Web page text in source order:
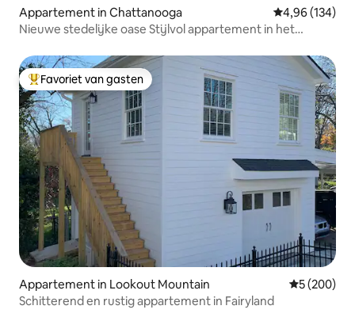
Appartement in Chattanooga Gemiddelde
4,96 (134)
Nieuwe stedelijke oase Stijlvol appartement in het
Topfavoriet van gasten
Favoriet van gasten
Appartement in Lookout Mountain
5 (200)
Schitterend en rustig appartement in Fairyland